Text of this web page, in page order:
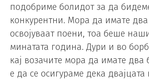
подобриме болидот за да
конкурентни. Мора да имате
освојуваат поени, тоа беше
минатата година. Дури и во
кај возачите мора да имате два
е да се осигураме дека